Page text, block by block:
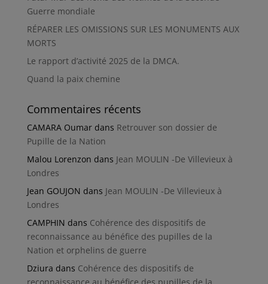
Guerre mondiale
RÉPARER LES OMISSIONS SUR LES MONUMENTS AUX
MORTS
Le rapport d’activité 2025 de la DMCA.
Quand la paix chemine
Commentaires récents
CAMARA Oumardans Retrouver son dossier de
Pupille de la Nation
Malou Lorenzon dans Jean MOULIN -De Villevieux à
Londres
Jean GOUJON dans Jean MOULIN -De Villevieux à
Londres
CAMPHIN dans Cohérence des dispositifs de
reconnaissance au bénéfice des pupilles de la
Nation et orphelins de guerre
Dziura dans Cohérence des dispositifs de